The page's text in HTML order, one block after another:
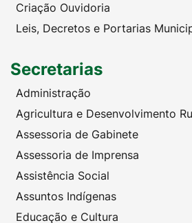
Criação Ouvidoria
Leis, Decretos e Portarias
Secretarias
Administração
Agricultura e Desenvolvimento
Assessoria de Gabinete
Assessoria de Imprensa
Assistência Social
Assuntos Indígenas
Educação e Cultura